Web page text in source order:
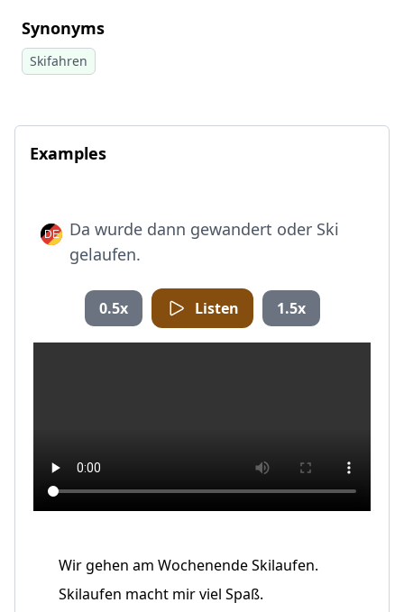
Synonyms
Skifahren
Examples
Da wurde dann gewandert oder Ski
gelaufen.
0.5x Listen 1.5x
Wir gehen am Wochenende Skilaufen.
Skilaufen macht mir viel Spaß.